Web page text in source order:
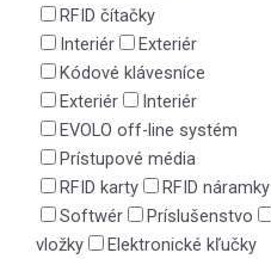
RFID čítačky
Interiér
Exteriér
Kódové klávesníce
Exteriér
Interiér
EVOLO off-line systém
Prístupové média
RFID karty
RFID náramky
Softwér
Príslušenstvo
vložky
Elektronické kľučky